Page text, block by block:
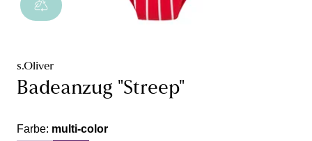
s.Oliver
Badeanzug "Streep"
Farbe: multi-color